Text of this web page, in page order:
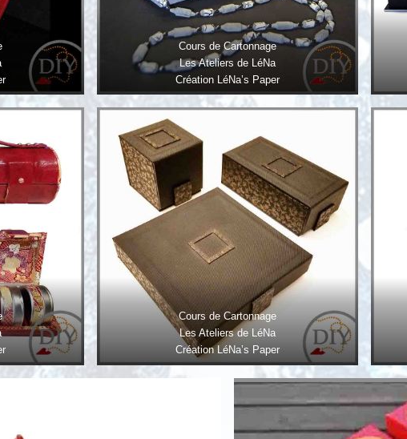
Cours de Cartonnage
Les Ateliers de LéNa
Création LéNa’s Paper
Cours de Cartonnage
Les Ateliers de LéNa
Création LéNa’s Paper